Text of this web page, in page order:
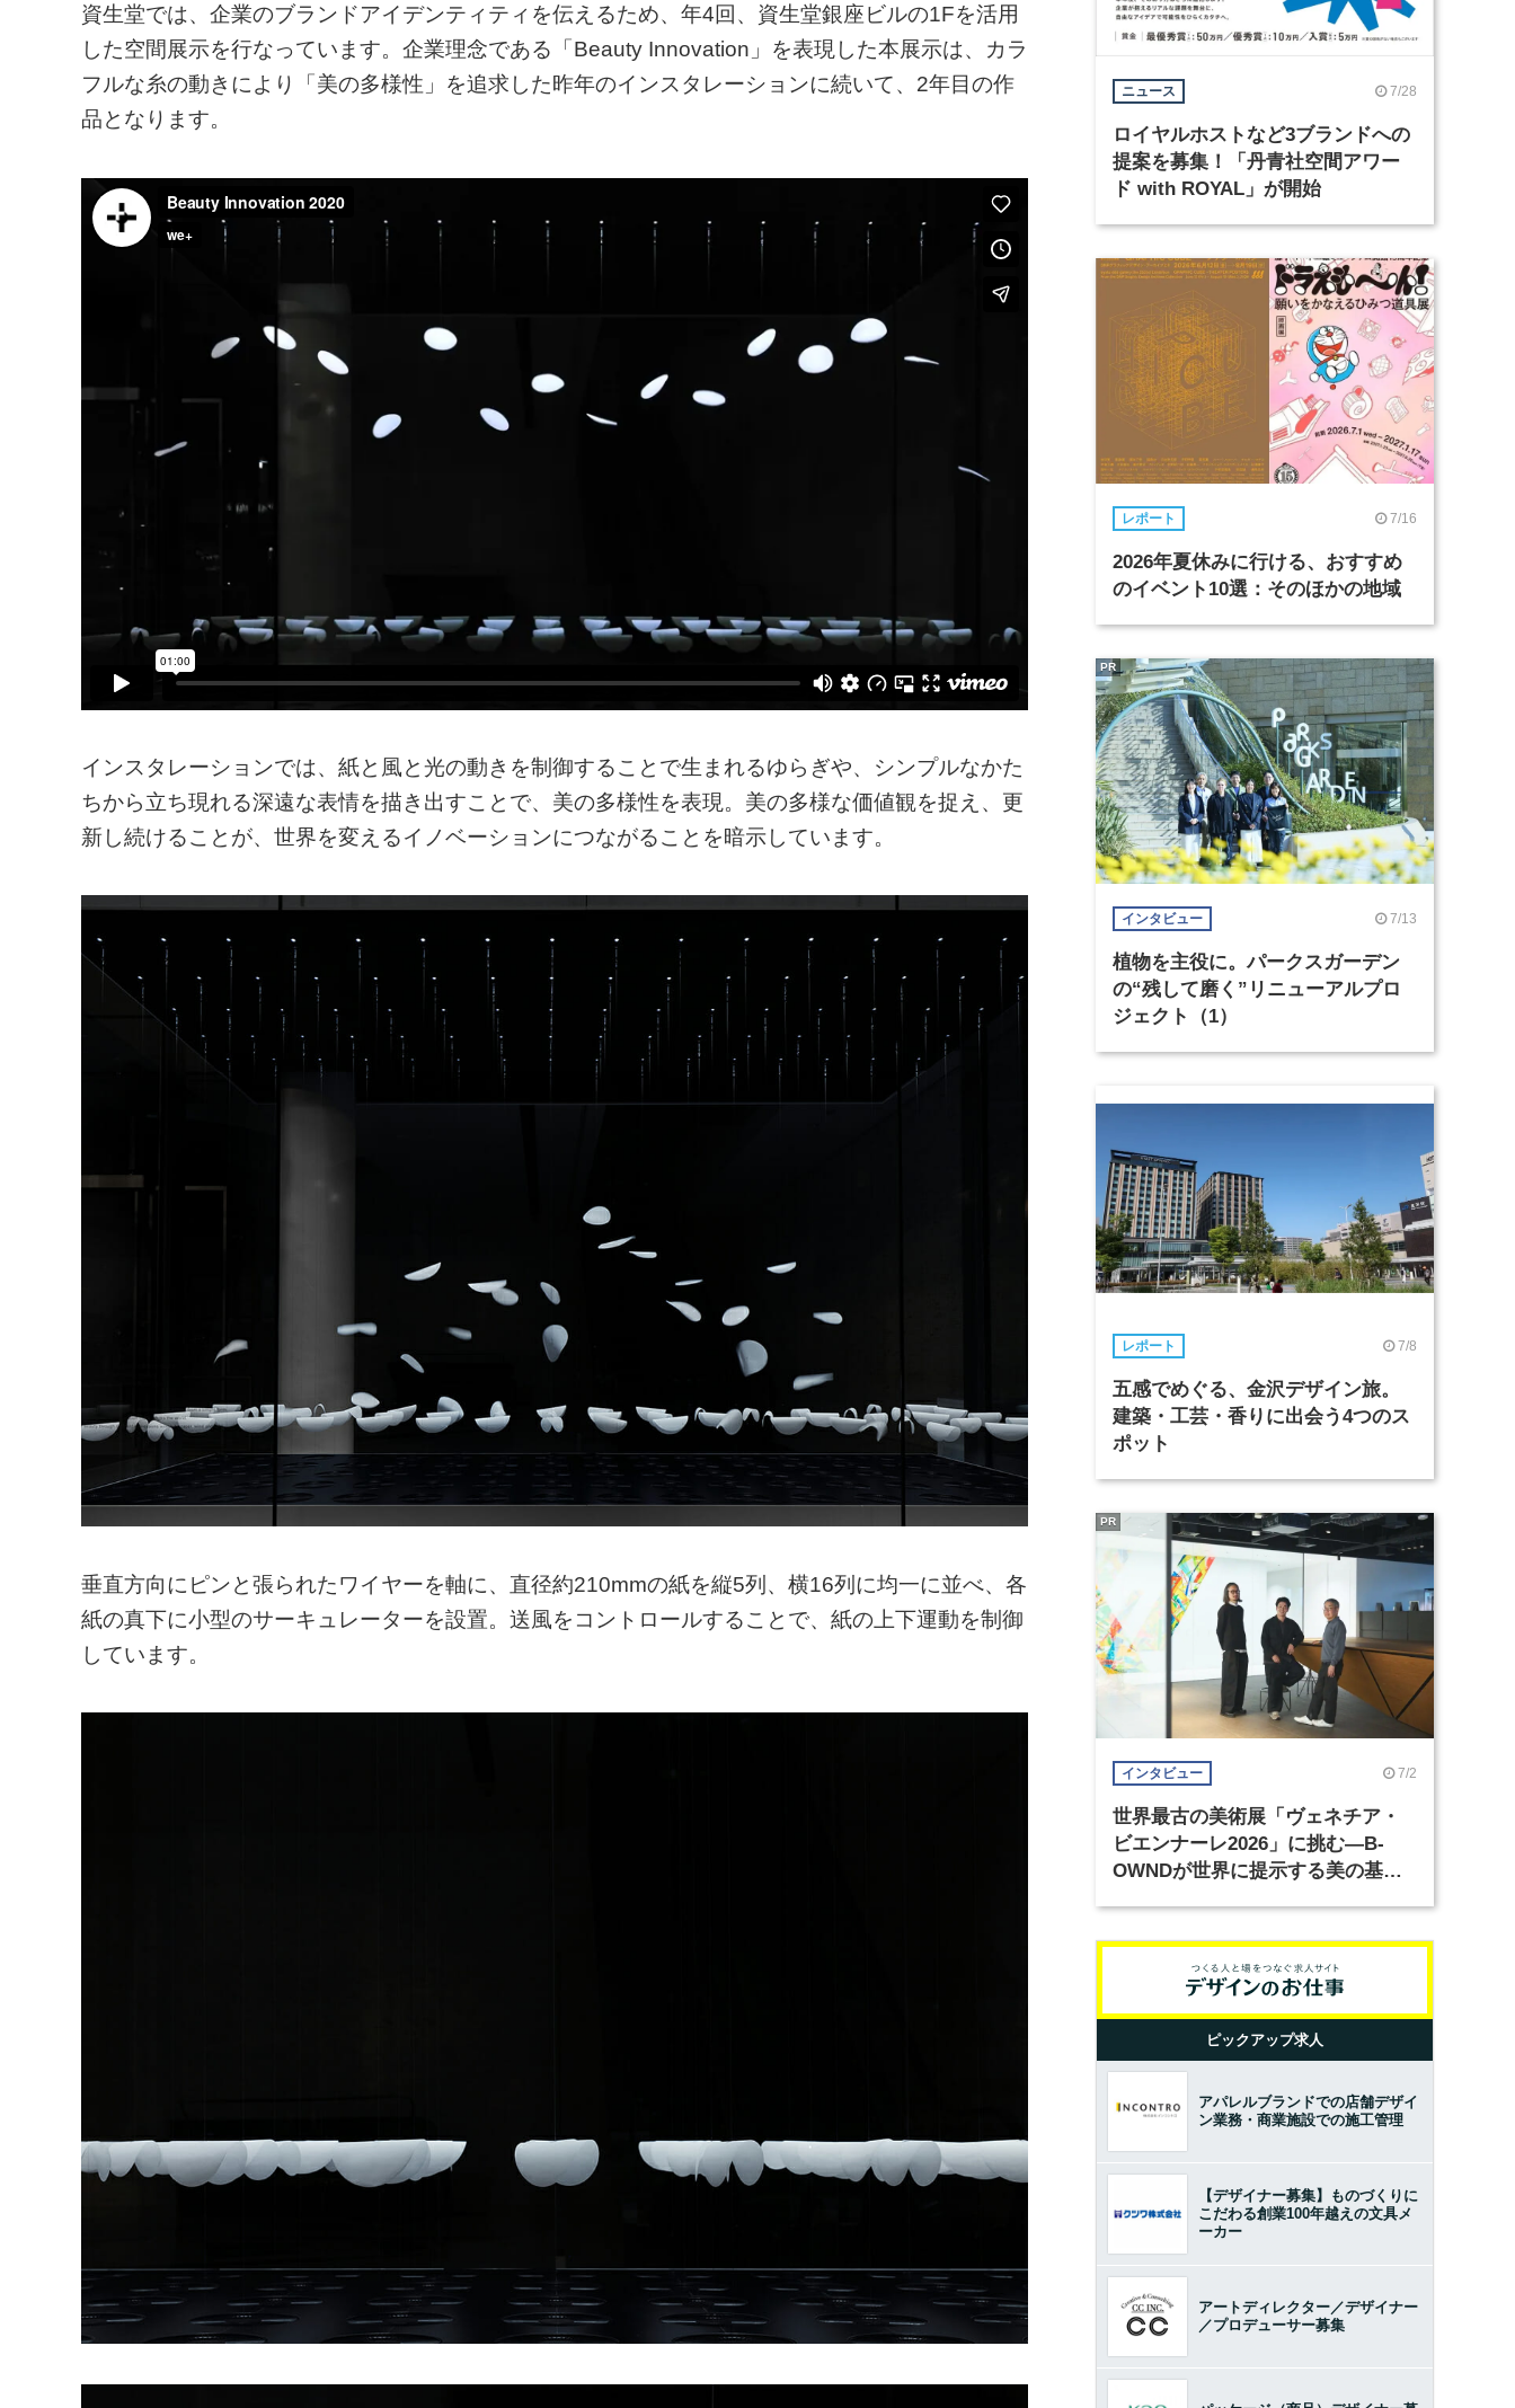
資生堂では、企業のブランドアイデンティティを伝えるため、年4回、資生堂銀座ビルの1Fを活用
した空間展示を行なっています。企業理念である「Beauty Innovation」を表現した本展示は、カラ
フルな糸の動きにより「美の多様性」を追求した昨年のインスタレーションに続いて、2年目の作
品となります。
インスタレーションでは、紙と風と光の動きを制御することで生まれるゆらぎや、シンプルなかた
ちから立ち現れる深遠な表情を描き出すことで、美の多様性を表現。美の多様な価値観を捉え、更
新し続けることが、世界を変えるイノベーションにつながることを暗示しています。
垂直方向にピンと張られたワイヤーを軸に、直径約210mmの紙を縦5列、横16列に均一に並べ、各
紙の真下に小型のサーキュレーターを設置。送風をコントロールすることで、紙の上下運動を制御
しています。
ニュース 7/28
ロイヤルホストなど3ブランドへの
提案を募集！「丹青社空間アワー
ド with ROYAL」が開始
レポート 7/16
2026年夏休みに行ける、おすすめ
のイベント10選：そのほかの地域
インタビュー 7/13
植物を主役に。パークスガーデン
の“残して磨く”リニューアルプロ
ジェクト（1）
PR
レポート 7/8
五感でめぐる、金沢デザイン旅。
建築・工芸・香りに出会う4つのス
ポット
インタビュー 7/2
世界最古の美術展「ヴェネチア・
ビエンナーレ2026」に挑む―B-
OWNDが世界に提示する美の基準
PR
ピックアップ求人
アパレルブランドでの店舗デザイ
ン業務・商業施設での施工管理
【デザイナー募集】ものづくりに
こだわる創業100年越えの文具メ
ーカー
アートディレクター／デザイナー
／プロデューサー募集